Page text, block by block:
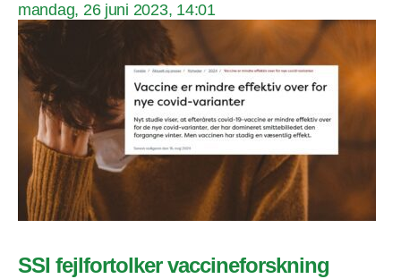
mandag, 26 juni 2023, 14:01
SSI fejlfortolker vaccineforskning